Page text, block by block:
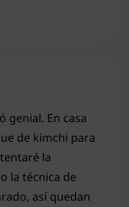
genial. En casa
de kimchi para
la
la técnica de
así quedan